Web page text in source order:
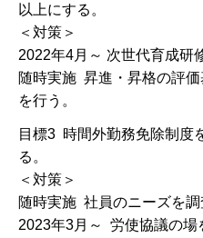
以上にする。
＜対策＞
2022年4月～ 次世代育成研
随時実施 昇進・昇格の評
を行う。
目標3 時間外勤務免除制度
る。
＜対策＞
随時実施 社員のニーズを調
2023年3月～ 労使協議の場